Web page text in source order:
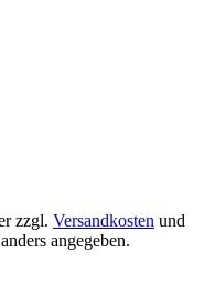
zzgl. Versandkosten und
angegeben.